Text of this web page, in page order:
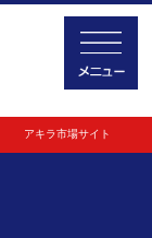
アキラ市場サイト